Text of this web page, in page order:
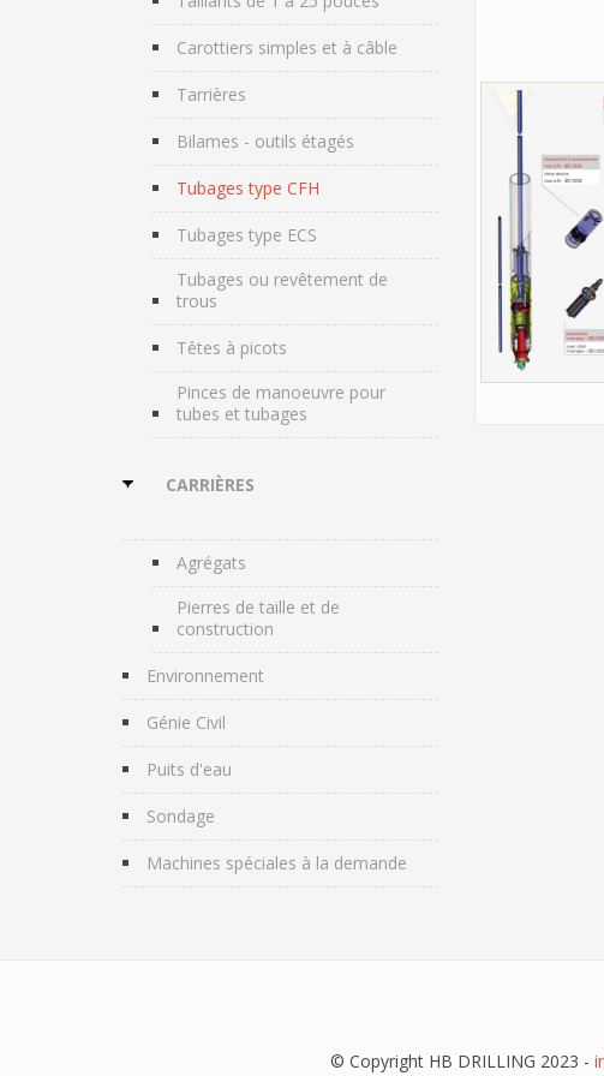
Carottiers simples et à câble
Tarrières
Bilames - outils étagés
Tubages type CFH
Tubages type ECS
Tubages ou revêtement de
trous
Têtes à picots
Pinces de manoeuvre pour
tubes et tubages
CARRIÈRES
Agrégats
Pierres de taille et de
construction
Environnement
Génie Civil
Puits d'eau
Sondage
Machines spéciales à la demande
© Copyright HB DRILLING 2023 -